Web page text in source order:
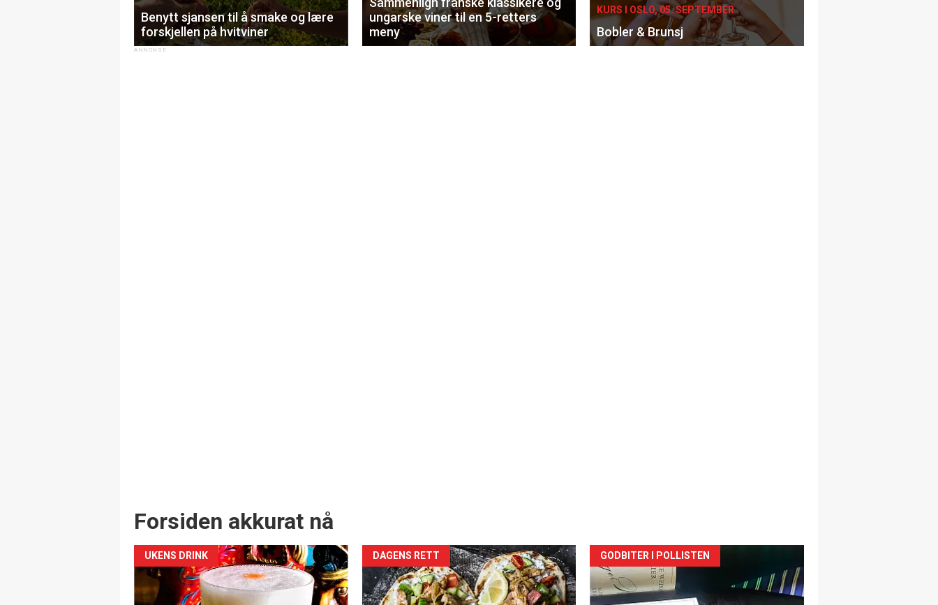
Benytt sjansen til å smake og lære
forskjellen på hvitviner
ungarske viner til en 5-retters
meny
KURS I OSLO, 05. SEPTEMBER
Bobler & Brunsj
Forsiden akkurat nå
UKENS DRINK
Forsiden
akkurat
DAGENS RETT
Forsiden
akkurat
GODBITER I POLLISTEN